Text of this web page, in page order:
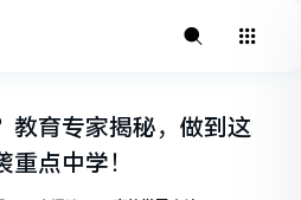
教育专家揭秘，做到这
点中学！